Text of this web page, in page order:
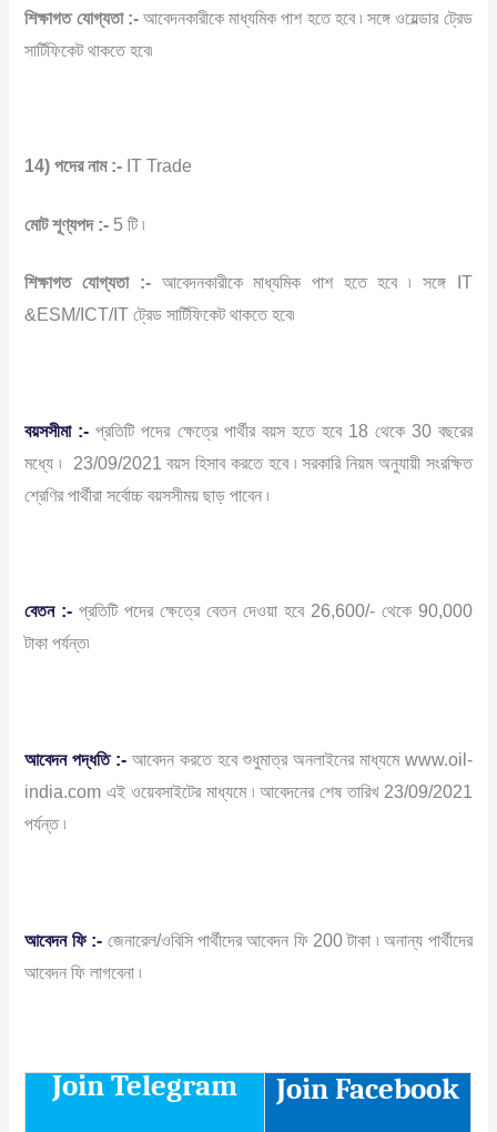
শিক্ষাগত যোগ্যতা :-আবেদনকারীকে মাধ্যমিক পাশ হতে হবে ৷ সঙ্গে ওয়েল্ডার ট্রেড
সার্টিফিকেট থাকতে হবে৷
14) পদের নাম :- IT Trade
মোট শূণ্যপদ :- 5 টি ৷
শিক্ষাগত যোগ্যতা :-আবেদনকারীকে মাধ্যমিক পাশ হতে হবে ৷ সঙ্গে IT
&ESM/ICT/IT ট্রেড সার্টিফিকেট থাকতে হবে৷
বয়সসীমা :- প্রতিটি পদের ক্ষেত্রে পার্থীর বয়স হতে হবে 18 থেকে 30 বছরের
মধ্যে ৷ 23/09/2021 বয়স হিসাব করতে হবে ৷ সরকারি নিয়ম অনুযায়ী সংরক্ষিত
শ্রেণির পার্থীরা সর্বোচ্চ বয়সসীময় ছাড় পাবেন ৷
বেতন :- প্রতিটি পদের ক্ষেত্রে বেতন দেওয়া হবে 26,600/- থেকে 90,000
টাকা পর্যন্ত৷
আবেদন পদ্ধতি :- আবেদন করতে হবে শুধুমাত্র অনলাইনের মাধ্যমে www.oil-
india.com এই ওয়েবসাইটের মাধ্যমে ৷ আবেদনের শেষ তারিখ 23/09/2021
পর্যন্ত ৷
আবেদন ফি :- জেনারেল/ওবিসি পার্থীদের আবেদন ফি 200 টাকা ৷ অনান্য পার্থীদের
আবেদন ফি লাগবেনা ৷
Join Telegram Join Facebook